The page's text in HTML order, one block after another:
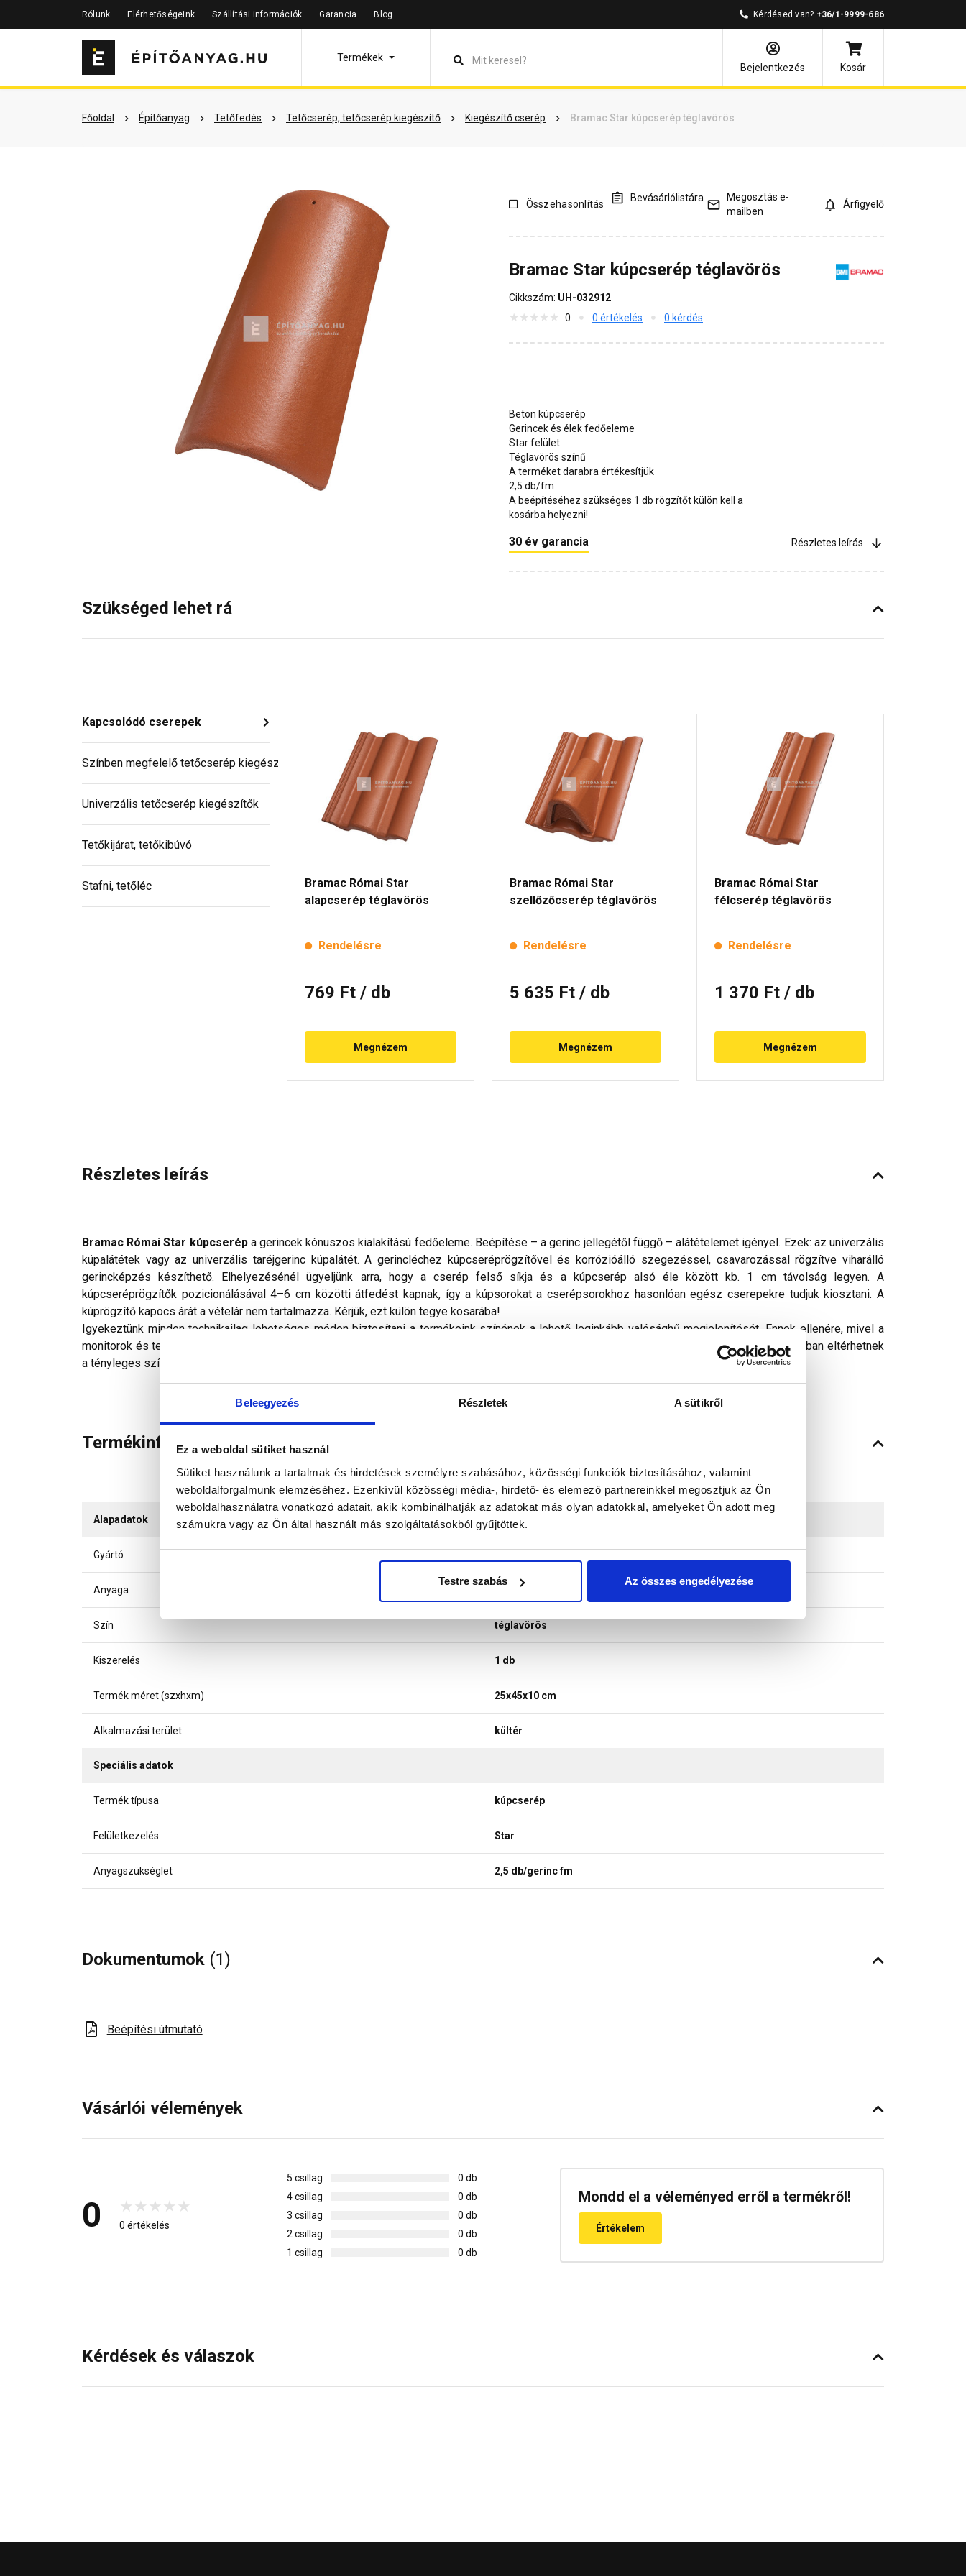
Beleegyezés Részletek A sütikről
Ez a weboldal sütiket használ
Sütiket használunk a tartalmak és hirdetések személyre szabásához, közösségi funkciók biztosításához, valamint
weboldalforgalmunk elemzéséhez. Ezenkívül közösségi média-, hirdető- és elemező partnereinkkel megosztjuk az Ön
weboldalhasználatra vonatkozó adatait, akik kombinálhatják az adatokat más olyan adatokkal, amelyeket Ön adott meg
számukra vagy az Ön által használt más szolgáltatásokból gyűjtöttek.
Testre szabás Az összes engedélyezése
Rólunk Elérhetőségeink Szállítási információk Garancia Blog Kérdésed van? +36/1-9999-686
Termékek
Bejelentkezés
Kosár
Főoldal Építőanyag Tetőfedés Tetőcserép, tetőcserép kiegészítő Kiegészítő cserép Bramac Star kúpcserép téglavörös
Szükséged lehet rá Részletes leírás Termékinformáció Dokumentumok Vásárlói vélemények Kérdések és válaszok
Összehasonlítás
Bevásárlólistára
Megosztás e-
mailben
Árfigyelő
Bramac Star kúpcserép téglavörös
Cikkszám: UH-032912
0
0 értékelés 0 kérdés
Beton kúpcserép
Gerincek és élek fedőeleme
Star felület
Téglavörös színű
A terméket darabra értékesítjük
2,5 db/fm
A beépítéséhez szükséges 1 db rögzítőt külön kell a
kosárba helyezni!
30 év garancia Részletes leírás
Szükséged lehet rá
Kapcsolódó cserepek
Színben megfelelő tetőcserép kiegészítő
Univerzális tetőcserép kiegészítők
Tetőkijárat, tetőkibúvó
Stafni, tetőléc
Bramac Római Star
alapcserép téglavörös
Rendelésre
769 Ft / db
Megnézem
Bramac Római Star
szellőzőcserép téglavörös
Rendelésre
5 635 Ft / db
Megnézem
Bramac Római Star
félcserép téglavörös
Rendelésre
1 370 Ft / db
Megnézem
Részletes leírás
Bramac Római Star kúpcserépa gerincek kónuszos kialakítású fedőeleme. Beépítése – a gerinc jellegétől függő – alátételemet igényel. Ezek: az univerzális
kúpalátétek vagy az univerzális taréjgerinc kúpalátét. A gerincléchez kúpcseréprögzítővel és korrózióálló szegezéssel, csavarozással rögzítve viharálló
gerincképzés készíthető. Elhelyezésénél ügyeljünk arra, hogy a cserép felső síkja és a kúpcserép alsó éle között kb. 1 cm távolság legyen. A
kúpcseréprögzítők pozicionálásával 4–6 cm közötti átfedést kapnak, így a kúpsorokat a cserépsorokhoz hasonlóan egész cserepekre tudjuk kiosztani. A
kúprögzítő kapocs árát a vételár nem tartalmazza. Kérjük, ezt külön tegye kosarába!
Igyekeztünk minden technikailag lehetséges módon biztosítani a termékeink színének a lehető leginkább valósághű megjelenítését. Ennek ellenére, mivel a
monitorok és telefonok kijelzőin megjelenő színek a legtöbb esetben nem tükrözik 100%-ban a valóságot, a képeken látható színek árnyalataikban eltérhetnek
a tényleges színektől.
Termékinformáció
Alapadatok
Gyártó
Anyaga beton
Szín téglavörös
Kiszerelés 1 db
Termék méret (szxhxm) 25x45x10 cm
Alkalmazási terület kültér
Speciális adatok
Termék típusa kúpcserép
Felületkezelés Star
Anyagszükséglet 2,5 db/gerinc fm
Dokumentumok (1)
Beépítési útmutató
Vásárlói vélemények
0 0 értékelés
5 csillag
0 db
4 csillag
0 db
3 csillag
0 db
2 csillag
0 db
1 csillag
0 db
Mondd el a véleményed erről a termékről!
Értékelem
Kérdések és válaszok